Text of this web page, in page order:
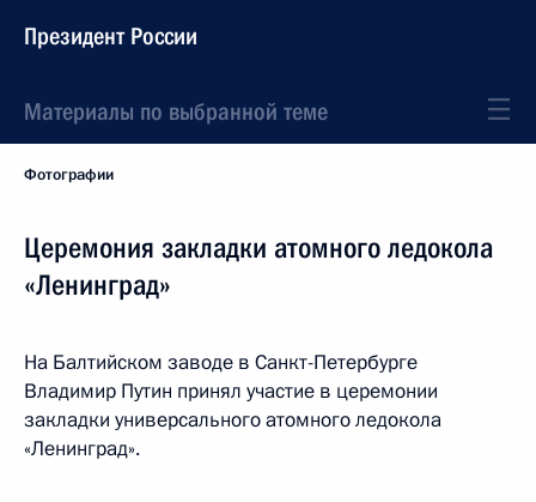
Президент России
Материалы по выбранной теме
Фотографии
Церемония закладки атомного ледокола
«Ленинград»
На Балтийском заводе в Санкт-Петербурге
Владимир Путин принял участие в церемонии
закладки универсального атомного ледокола
«Ленинград».